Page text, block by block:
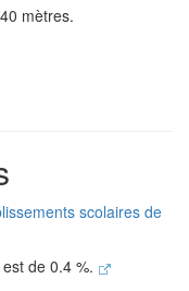
mètres.
scolaires de
de 0.4 %.